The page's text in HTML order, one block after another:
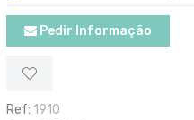
Pedir Informação
Ref: 1910